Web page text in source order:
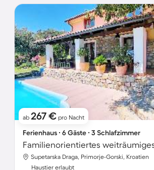
ab 267 € pro Nacht
Ferienhaus ∙ 6 Gäste ∙ 3 Schlafzimmer
Supetarska Draga, Primorje-Gorski, Kroatien
Haustier erlaubt